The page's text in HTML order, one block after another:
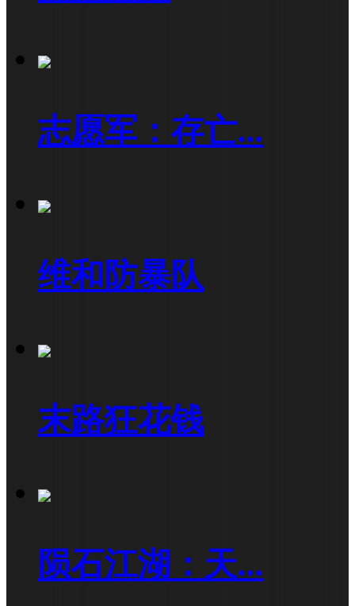
志愿军：存亡...
维和防暴队
末路狂花钱
陨石江湖：天...